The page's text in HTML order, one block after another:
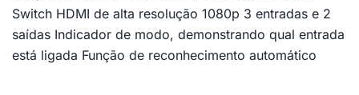
Switch HDMI de alta resolução 1080p 3 entradas e 2
saídas Indicador de modo, demonstrando qual entrada
está ligada Função de reconhecimento automático